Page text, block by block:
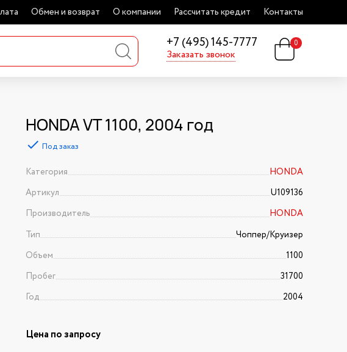
Обмен и возврат О компании Рассчитать кредит Контакты
+7 (495) 145-7777
Заказать звонок
0
HONDA VT 1100, 2004 год
Под заказ
Категория
HONDA
Артикул
U109136
Производитель
HONDA
Тип
Чоппер/Круизер
Объем
1100
Пробег
31700
Год
2004
Цена по запросу